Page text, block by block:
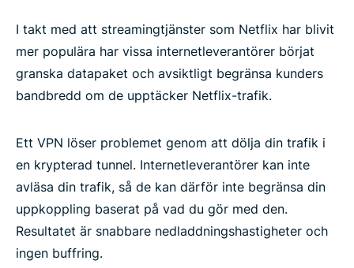
I takt med att streamingtjänster som Netflix har blivit
mer populära har vissa internetleverantörer börjat
granska datapaket och avsiktligt begränsa kunders
bandbredd om de upptäcker Netflix-trafik.
Ett VPN löser problemet genom att dölja din trafik i
en krypterad tunnel. Internetleverantörer kan inte
avläsa din trafik, så de kan därför inte begränsa din
uppkoppling baserat på vad du gör med den.
Resultatet är snabbare nedladdningshastigheter och
ingen buffring.